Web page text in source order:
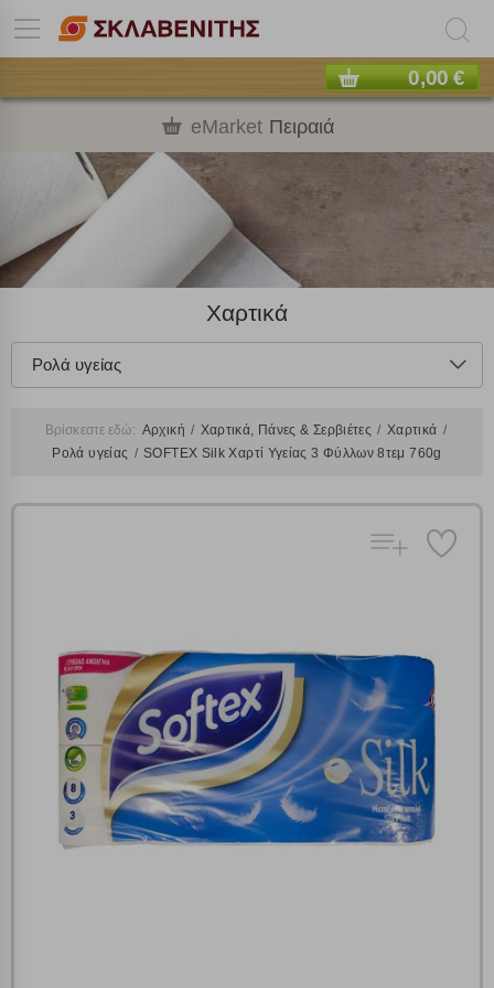
0,00 €
eMarket Πειραιά
Χαρτικά
Ρολά υγείας
Βρίσκεστε εδώ: Αρχική Χαρτικά, Πάνες & Σερβιέτες
Χαρτικά
Ρολά υγείας
SOFTEX Silk Χαρτί Υγείας 3 Φύλλων 8τεμ 760g
Πολλαπλή αναζήτηση
Χρησιμοποιήστε τη για πιο γρήγορη αναζήτηση
προϊόντων.
Γράψτε τα προϊόντα που επιθυμείτε, με κόμμα ανάμεσά
τους, και κάντε κλικ στο κουμπί "Αναζήτηση". Θα
Ρυθμίσεις Cookies